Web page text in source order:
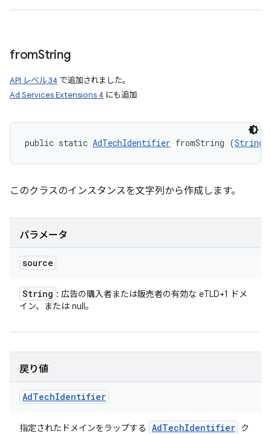
fromString
API レベル 34 で追加されました。
Ad Services Extensions 4 にも追加
public static AdTechIdentifier fromString (String
このクラスのインスタンスを文字列から作成します。
パラメータ
source
String : 広告の購入者または販売者の有効な eTLD+1 ドメ
イン、または null。
戻り値
AdTechIdentifier
指定されたドメインをラップする AdTechIdentifier ク